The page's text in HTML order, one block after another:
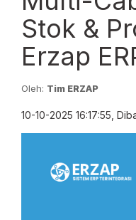
Stok &
Erzap
Oleh: Tim ERZAP
10-10-2025 16:17:55,